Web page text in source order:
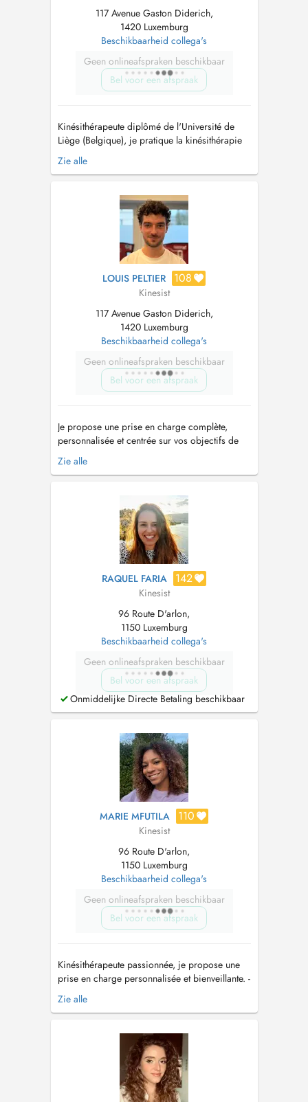
117 Avenue Gaston Diderich,
1420 Luxemburg
Beschikbaarheid collega's
Geen onlineafspraken beschikbaar
Bel voor een afspraak
Kinésithérapeute diplômé de l'Université de
Liège (Belgique), je pratique la kinésithérapie
générale au sein du nouveau cabinet NovaCare
Center. Passionné par le sport, je suis en cours
Paris. Merci de prendre rendez-vous selon les
créneaux proposés. ...
Zie alle
LOUIS PELTIER 108
Kinesist
117 Avenue Gaston Diderich,
1420 Luxemburg
Beschikbaarheid collega's
Geen onlineafspraken beschikbaar
Bel voor een afspraak
Je propose une prise en charge complète,
personnalisée et centrée sur vos objectifs de
santé, que vous soyez sportif, actif ou
sédentaire. Mon approche repose sur lécoute,
récentes de la recherche scientifique. Je vous
accompagne dans la gestion de vos ...
Zie alle
RAQUEL FARIA 142
Kinesist
96 Route D'arlon,
1150 Luxemburg
Beschikbaarheid collega's
Geen onlineafspraken beschikbaar
Bel voor een afspraak
Onmiddelijke Directe Betaling beschikbaar
MARIE MFUTILA 110
Kinesist
96 Route D'arlon,
1150 Luxemburg
Beschikbaarheid collega's
Geen onlineafspraken beschikbaar
Bel voor een afspraak
Kinésithérapeute passionnée, je propose une
prise en charge personnalisée et bienveillante. -
Rééducation musculosquelettique et sportive -
Périnatalité et post-partum - Accompagnement
plagio/brachiocephalie, pied varus, ...) -
Rééducation neurologique, respiratoir...
Zie alle